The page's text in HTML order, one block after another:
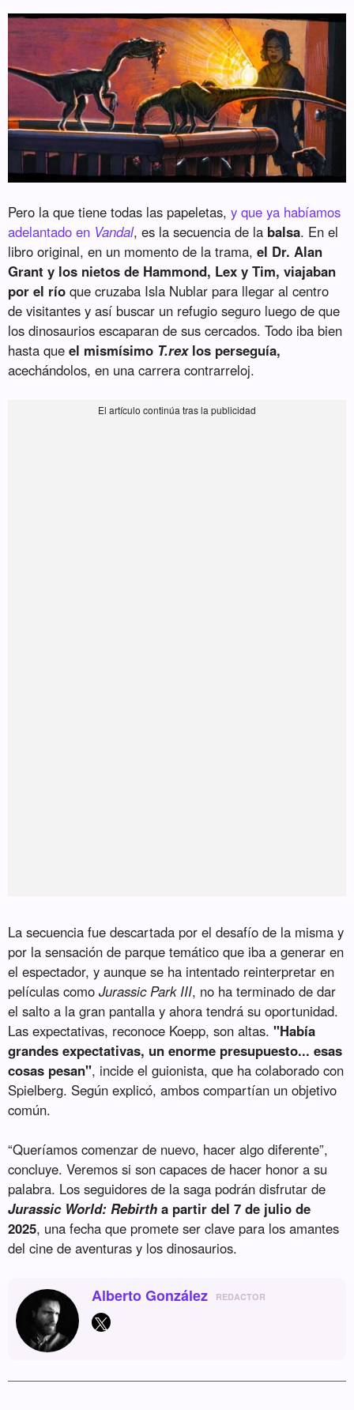
Pero la que tiene todas las papeletas,y que ya habíamos
adelantado en Vandal, es la secuencia de la balsa. En el
libro original, en un momento de la trama,el Dr. Alan
Grant y los nietos de Hammond, Lex y Tim, viajaban
por el río que cruzaba Isla Nublar para llegar al centro
de visitantes y así buscar un refugio seguro luego de que
los dinosaurios escaparan de sus cercados. Todo iba bien
hasta queel mismísimo T.rexlos perseguía,
acechándolos, en una carrera contrarreloj.
La secuencia fue descartada por el desafío de la misma y
por la sensación de parque temático que iba a generar en
el espectador, y aunque se ha intentado reinterpretar en
películas comoJurassic Park III, no ha terminado de dar
el salto a la gran pantalla y ahora tendrá su oportunidad.
Las expectativas, reconoce Koepp, son altas."Había
grandes expectativas, un enorme presupuesto... esas
cosas pesan", incide el guionista, que ha colaborado con
Spielberg. Según explicó, ambos compartían un objetivo
común.
“Queríamos comenzar de nuevo, hacer algo diferente”,
concluye. Veremos si son capaces de hacer honor a su
palabra. Los seguidores de la saga podrán disfrutar de
Jurassic World: Rebirth a partir del 7 de julio de
2025, una fecha que promete ser clave para los amantes
del cine de aventuras y los dinosaurios.
Alberto González REDACTOR